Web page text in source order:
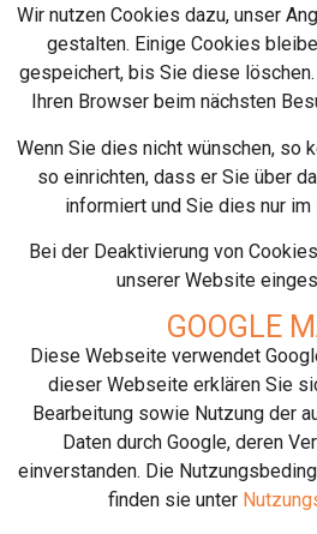
Wir nutzen Cookies dazu, unser
gestalten. Einige Cookies
gespeichert, bis Sie diese
Ihren Browser beim nächsten
Wenn Sie dies nicht wünschen, so
so einrichten, dass er Sie über
informiert und Sie dies nur
Bei der Deaktivierung von
unserer Website
GOOGLE
Diese Webseite verwendet
dieser Webseite erklären Sie
Bearbeitung sowie Nutzung der
Daten durch Google, deren
einverstanden. Die
finden sie unter